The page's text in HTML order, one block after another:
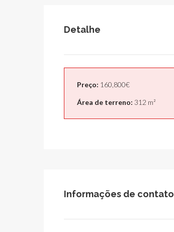
Detalhe
Preço: 160,800€
Área de terreno: 312 m²
Informações de contato